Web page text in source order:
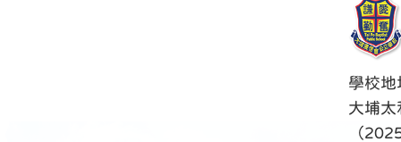
學校地
大埔
（